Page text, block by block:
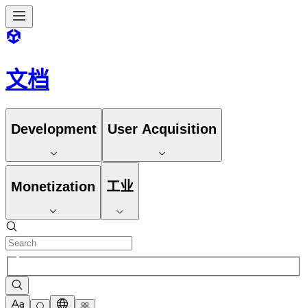
文档
Development User Acquisition
Monetization 工业